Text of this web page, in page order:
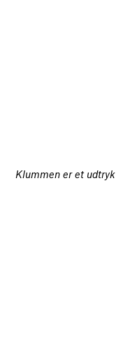
Klummen er et